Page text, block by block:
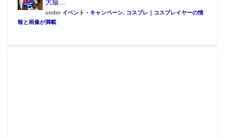
大級...
under イベント・キャンペーン, コスプレ｜コスプレイヤーの情
報と画像が満載